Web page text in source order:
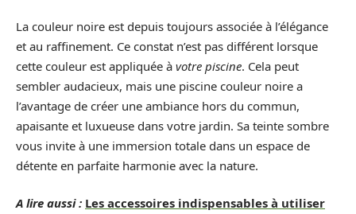
La couleur noire est depuis toujours associée à l’élégance
et au raffinement. Ce constat n’est pas différent lorsque
cette couleur est appliquée à votre piscine. Cela peut
sembler audacieux, mais une piscine couleur noire a
l’avantage de créer une ambiance hors du commun,
apaisante et luxueuse dans votre jardin. Sa teinte sombre
vous invite à une immersion totale dans un espace de
détente en parfaite harmonie avec la nature.
A lire aussi : Les accessoires indispensables à utiliser